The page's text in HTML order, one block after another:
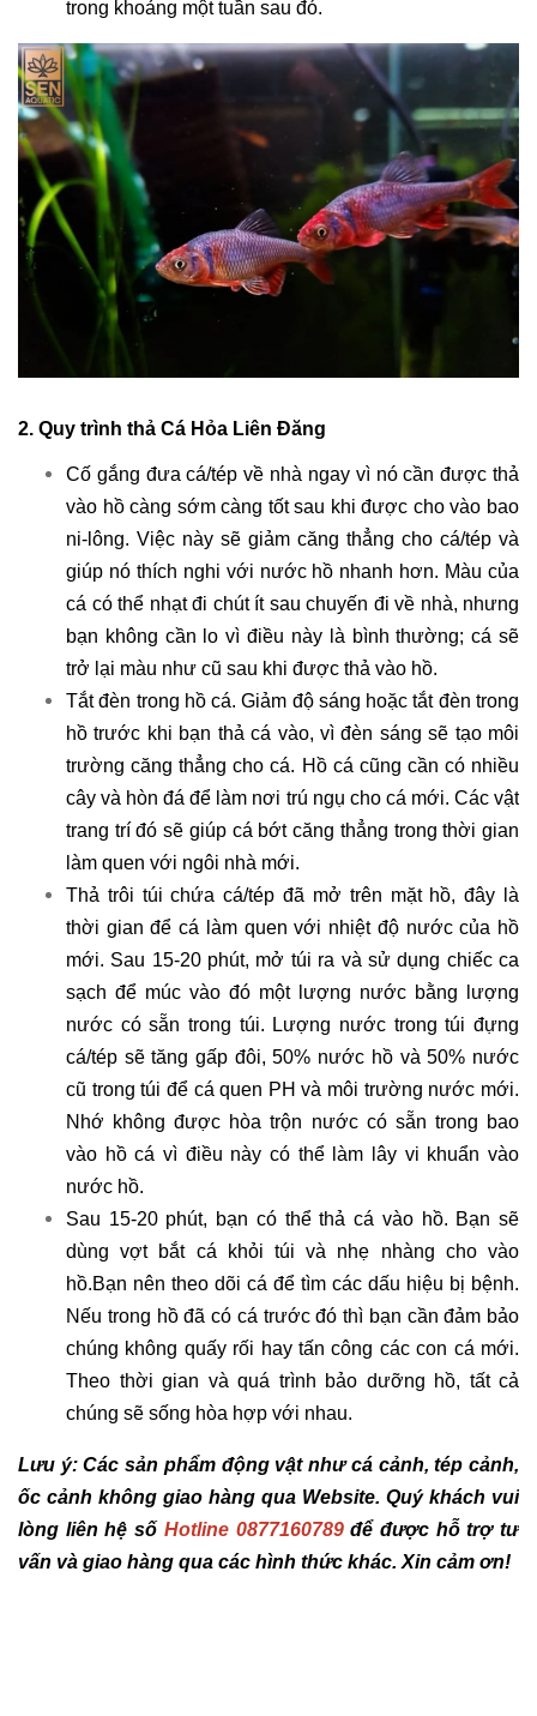
trong khoảng một tuần sau đó.
2. Quy trình thả Cá Hỏa Liên Đăng
Cố gắng đưa cá/tép về nhà ngay vì nó cần được thả
vào hồ càng sớm càng tốt sau khi được cho vào bao
ni-lông. Việc này sẽ giảm căng thẳng cho cá/tép và
giúp nó thích nghi với nước hồ nhanh hơn. Màu của
cá có thể nhạt đi chút ít sau chuyến đi về nhà, nhưng
bạn không cần lo vì điều này là bình thường; cá sẽ
trở lại màu như cũ sau khi được thả vào hồ.
Tắt đèn trong hồ cá. Giảm độ sáng hoặc tắt đèn trong
hồ trước khi bạn thả cá vào, vì đèn sáng sẽ tạo môi
trường căng thẳng cho cá. Hồ cá cũng cần có nhiều
cây và hòn đá để làm nơi trú ngụ cho cá mới. Các vật
trang trí đó sẽ giúp cá bớt căng thẳng trong thời gian
làm quen với ngôi nhà mới.
Thả trôi túi chứa cá/tép đã mở trên mặt hồ, đây là
thời gian để cá làm quen với nhiệt độ nước của hồ
mới. Sau 15-20 phút, mở túi ra và sử dụng chiếc ca
sạch để múc vào đó một lượng nước bằng lượng
nước có sẵn trong túi. Lượng nước trong túi đựng
cá/tép sẽ tăng gấp đôi, 50% nước hồ và 50% nước
cũ trong túi để cá quen PH và môi trường nước mới.
Nhớ không được hòa trộn nước có sẵn trong bao
vào hồ cá vì điều này có thể làm lây vi khuẩn vào
nước hồ.
Sau 15-20 phút, bạn có thể thả cá vào hồ. Bạn sẽ
dùng vợt bắt cá khỏi túi và nhẹ nhàng cho vào
hồ.Bạn nên theo dõi cá để tìm các dấu hiệu bị bệnh.
Nếu trong hồ đã có cá trước đó thì bạn cần đảm bảo
chúng không quấy rối hay tấn công các con cá mới.
Theo thời gian và quá trình bảo dưỡng hồ, tất cả
chúng sẽ sống hòa hợp với nhau.
Lưu ý: Các sản phẩm động vật như cá cảnh, tép cảnh,
ốc cảnh không giao hàng qua Website. Quý khách vui
lòng liên hệ số Hotline 0877160789 để được hỗ trợ tư
vấn và giao hàng qua các hình thức khác. Xin cảm ơn!